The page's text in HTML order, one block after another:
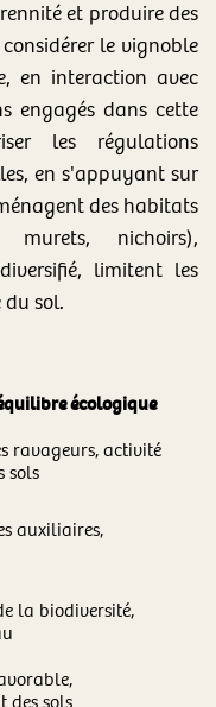
et produire des
le vignoble
en interaction avec
engagés dans cette
les régulations
en s'appuyant sur
des habitats
nichoirs),
limitent les
sol.
écologique
ravageurs, activité
sols
auxiliaires,
la biodiversité,